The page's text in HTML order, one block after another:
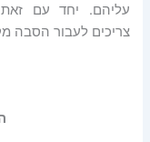
עליהם. יחד עם
צריכים לעבור הסבה